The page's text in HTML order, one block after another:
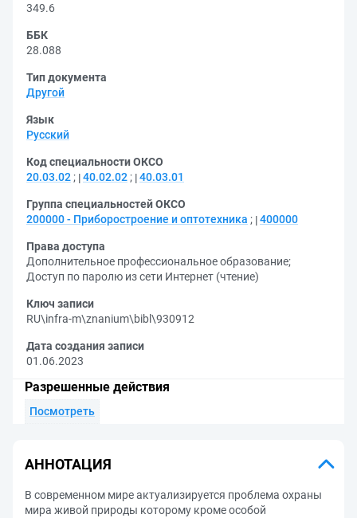
349.6
ББК
28.088
Тип документа
Другой
Язык
Русский
Код специальности ОКСО
20.03.02 ; 40.02.02 ; 40.03.01
Группа специальностей ОКСО
200000 - Приборостроение и оптотехника ; 400000
Права доступа
Дополнительное профессиональное образование;
Доступ по паролю из сети Интернет (чтение)
Ключ записи
RU\infra-m\znanium\bibl\930912
Дата создания записи
01.06.2023
Разрешенные действия
Посмотреть
АННОТАЦИЯ
В современном мире актуализируется проблема охраны
мира живой природы которому кроме особой